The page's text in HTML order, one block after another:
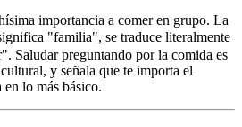
importancia a comer en grupo. La
"familia", se traduce literalmente
Saludar preguntando por la comida es
y señala que te importa el
en lo más básico.